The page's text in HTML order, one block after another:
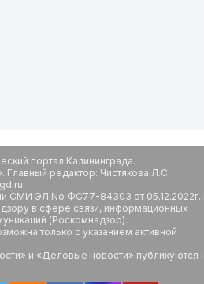
портал Калининграда.
редактор: Чистякова Л.С.
СМИ ЭЛ No ФС77-84303 от
в сфере связи, информационных
(Роскомнадзор).
только с указанием активной
и «Деловые новости» публикуются